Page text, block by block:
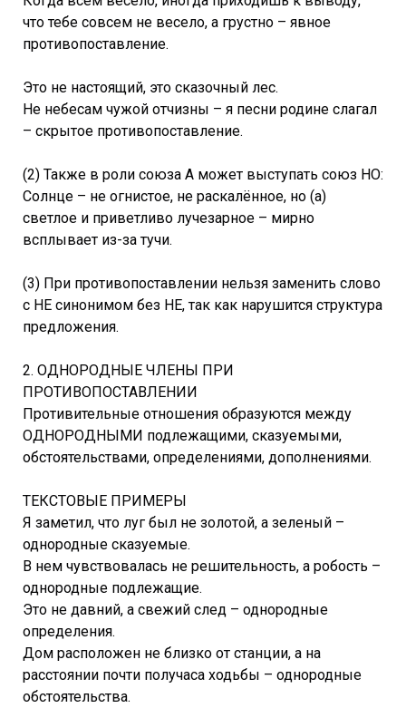
что тебе совсем не весело, а грустно – явное
противопоставление.
Это не настоящий, это сказочный лес.
Не небесам чужой отчизны – я песни родине слагал
– скрытое противопоставление.
(2) Также в роли союза А может выступать союз НО:
Солнце – не огнистое, не раскалённое, но (а)
светлое и приветливо лучезарное – мирно
всплывает из-за тучи.
(3) При противопоставлении нельзя заменить слово
с НЕ синонимом без НЕ, так как нарушится структура
предложения.
2. ОДНОРОДНЫЕ ЧЛЕНЫ ПРИ
ПРОТИВОПОСТАВЛЕНИИ
Противительные отношения образуются между
ОДНОРОДНЫМИ подлежащими, сказуемыми,
обстоятельствами, определениями, дополнениями.
ТЕКСТОВЫЕ ПРИМЕРЫ
Я заметил, что луг был не золотой, а зеленый –
однородные сказуемые.
В нем чувствовалась не решительность, а робость –
однородные подлежащие.
Это не давний, а свежий след – однородные
определения.
Дом расположен не близко от станции, а на
расстоянии почти получаса ходьбы – однородные
обстоятельства.